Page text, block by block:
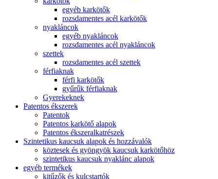
egyéb karkötők
rozsdamentes acél karkötők
nyakláncok
egyéb nyakláncok
rozsdamentes acél nyakláncok
szettek
rozsdamentes acél szettek
férfiaknak
férfi karkötők
gyűrűk férfiaknak
Gyerekeknek
Patentos ékszerek
Patentok
Patentos karkötő alapok
Patentos ékszeralkatrészek
Szintetikus kaucsuk alapok és hozzávalók
köztesek és gyöngyök kaucsuk karkötőhöz
szintetikus kaucsuk nyaklánc alapok
egyéb termékek
kitűzők és kulcstartók